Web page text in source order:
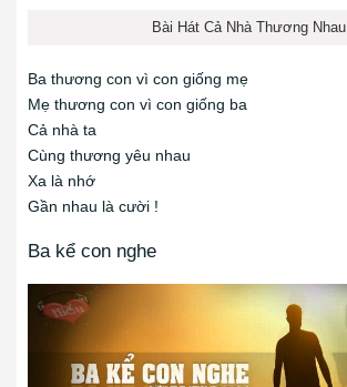
Bài Hát Cả Nhà Thương Nhau
Ba thương con vì con giống mẹ
Mẹ thương con vì con giống ba
Cả nhà ta
Cùng thương yêu nhau
Xa là nhớ
Gần nhau là cười !
Ba kể con nghe